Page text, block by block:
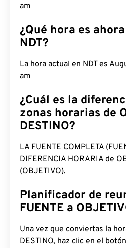
am
¿Qué hora es
NDT?
La hora actual en NDT es
am
¿Cuál es la
zonas horarias de
DESTINO?
LA FUENTE COMPLETA
DIFERENCIA HORARIA de
(OBJETIVO).
Planificador de
FUENTE a
Una vez que conviertas la
DESTINO, haz clic en el